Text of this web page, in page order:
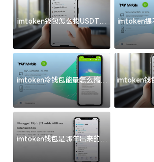
imtoken钱包怎么找USDT地
址？三步搞定不踩坑
imtoken提
几
imtoken冷钱包能量怎么搞？
过来人告诉你门道
imtoken钱
渠
imtoken钱包是哪年出来的？
一文给你说清楚